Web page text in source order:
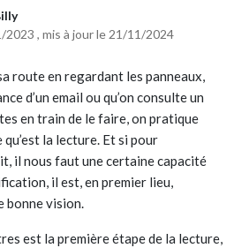
2023 , mis à jour le 21/11/2024
route en regardant les panneaux,
d’un email ou qu’on consulte un
en train de le faire, on pratique
la lecture. Et si pour
il nous faut une certaine capacité
il est, en premier lieu,
bonne vision.
est la première étape de la lecture,